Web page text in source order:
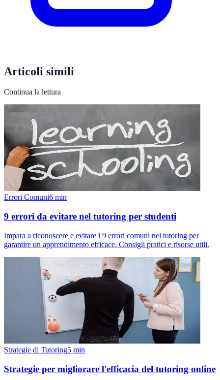
Articoli simili
Continua la lettura
Errori Comuni6 min
9 errori da evitare nel tutoring per studenti
Impara a riconoscere e evitare i 9 errori comuni nel tutoring per
garantire un apprendimento efficace. Consigli pratici e risorse utili.
Strategie di Tutoring5 min
Strategie per migliorare l'efficacia del tutoring online